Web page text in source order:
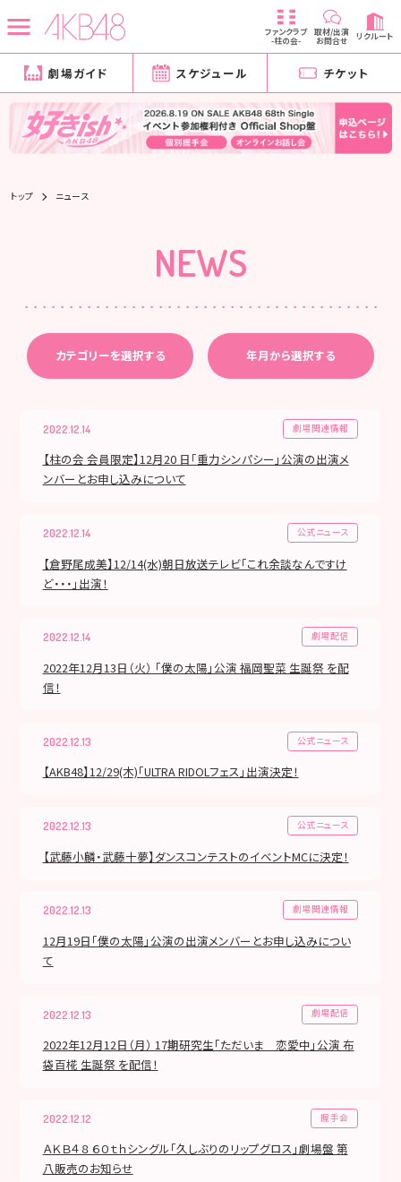
ファンクラブ
-柱の会-
取材/出演
お問合せ リクルート
劇場ガイド スケジュール チケット
トップ ニュース
NEWS
カテゴリーを選択する 年月から選択する
2022.12.14 劇場関連情報
【柱の会 会員限定】12月20 日「重力シンパシー」公演の出演メ
ンバーとお申し込みについて
2022.12.14 公式ニュース
【倉野尾成美】12/14(水)朝日放送テレビ「これ余談なんですけ
ど・・・」出演！
2022.12.14 劇場配信
2022年12月13日（火） 「僕の太陽」公演 福岡聖菜 生誕祭 を配
信！
2022.12.13 公式ニュース
【AKB48】12/29(木)「ULTRA RIDOLフェス」出演決定！
2022.12.13 公式ニュース
【武藤小麟・武藤十夢】ダンスコンテストのイベントMCに決定！
2022.12.13 劇場関連情報
12月19日「僕の太陽」公演の出演メンバーとお申し込みについ
て
2022.12.13 劇場配信
2022年12月12日（月） 17期研究生「ただいま 恋愛中」公演 布
袋百椛 生誕祭 を配信！
2022.12.12 握手会
ＡＫＢ４８ ６０ｔｈシングル「久しぶりのリップグロス」劇場盤 第
八販売のお知らせ